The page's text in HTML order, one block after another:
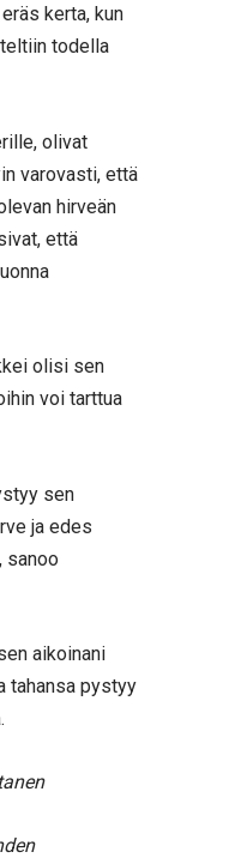
kerta, kun
todella
olivat
varovasti, että
hirveän
että
olisi sen
voi tarttua
sen
ja edes
sanoo
aikoinani
tahansa pystyy